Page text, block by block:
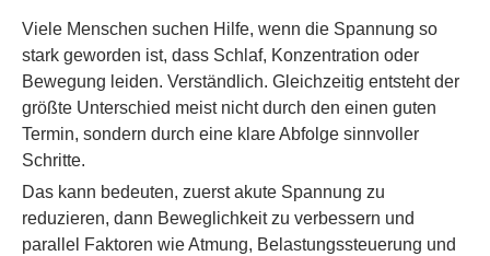
Viele Menschen suchen Hilfe, wenn die Spannung so
stark geworden ist, dass Schlaf, Konzentration oder
Bewegung leiden. Verständlich. Gleichzeitig entsteht der
größte Unterschied meist nicht durch den einen guten
Termin, sondern durch eine klare Abfolge sinnvoller
Schritte.
Das kann bedeuten, zuerst akute Spannung zu
reduzieren, dann Beweglichkeit zu verbessern und
parallel Faktoren wie Atmung, Belastungssteuerung und